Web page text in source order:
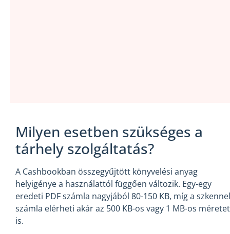
Milyen esetben szükséges a
tárhely szolgáltatás?
A Cashbookban összegyűjtött könyvelési anyag
helyigénye a használattól függően változik. Egy-egy
eredeti PDF számla nagyjából 80-150 KB, míg a
számla elérheti akár az 500 KB-os vagy 1 MB-os méretet
is.